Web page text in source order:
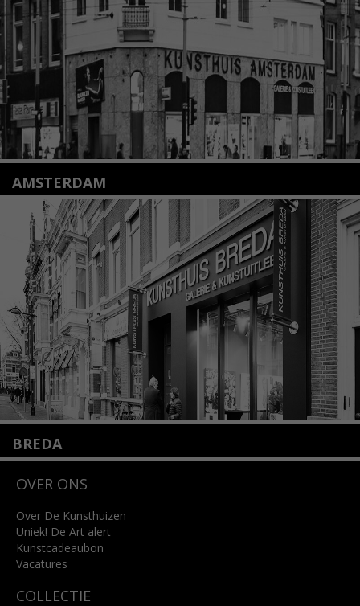
Lees meer
AMSTERDAM
Amstelveenseweg 135
1075 VX Amsterdam
+31 (0)20 2332546
info@kunsthuisamsterdam.nl
Lees meer
BREDA
4818 SB Breda
info@kunsthuisbreda.nl
Lees meer
OVER ONS
Over De Kunsthuizen
Uniek! De Art alert
Kunstcadeaubon
Vacatures
COLLECTIE